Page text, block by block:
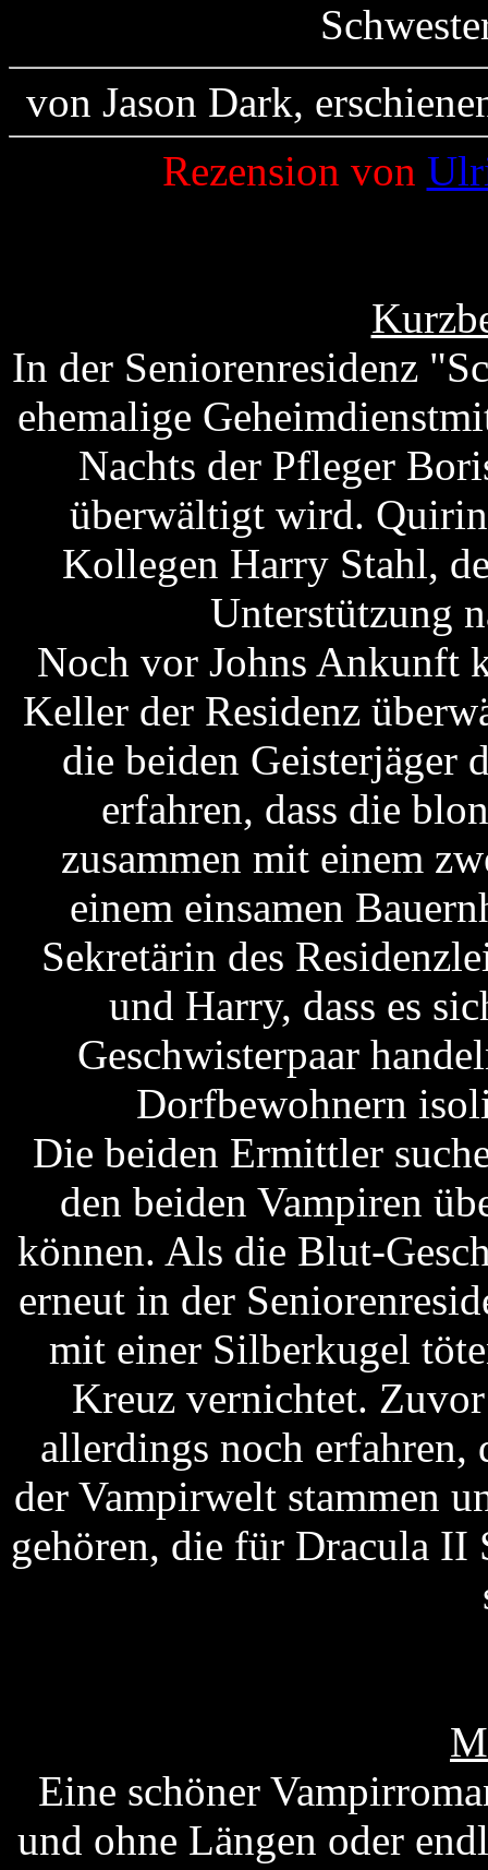
von Jason Dark,
Rezension von
In der Seniorenresidenz
ehemalige
Nachts der Pfleger
überwältigt wird.
Kollegen Harry Stahl,
Unterstützung
Noch vor Johns Ankunft
Keller der Residenz
die beiden Geisterjäger
erfahren, dass die
zusammen mit einem
einem einsamen
Sekretärin des
und Harry, dass es
Geschwisterpaar
Dorfbewohnern
Die beiden Ermittler
den beiden Vampiren
können. Als die Blut-
erneut in der
mit einer Silberkugel
Kreuz vernichtet.
allerdings noch erfahren,
der Vampirwelt stammen
gehören, die für Dracula II
Eine schöner
und ohne Längen oder